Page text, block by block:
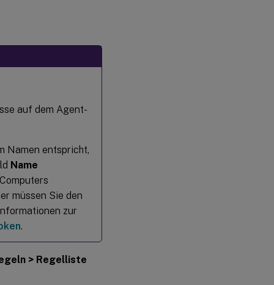
auf dem Agent-
Namen entspricht,
Name
müssen Sie den
zur
.
> Regelliste